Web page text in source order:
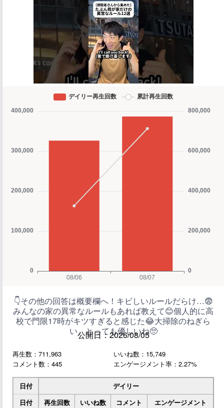
👇その他の回答は概要欄へ！キビしいルールだらけ…😨
みんなの家の異常なルールもあれば教えて😊個人的に高
校で門限17時がキツすぎると感じた😂大掃除のねぎら
い、とっても優しいね🥺
公開日：2026/08/05
再生数：711,963
いいね数：15,749
コメント数：445
エンゲージメント率：2.27%
日付
デイリー
日付
再生回数 いいね数 コメント
エンゲージメント